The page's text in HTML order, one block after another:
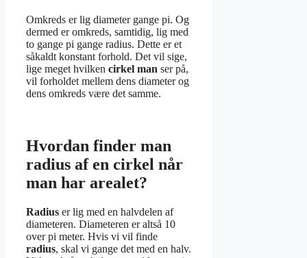
Omkreds er lig diameter gange pi. Og
dermed er omkreds, samtidig, lig med
to gange pi gange radius. Dette er et
såkaldt konstant forhold. Det vil sige,
lige meget hvilken cirkel man ser på,
vil forholdet mellem dens diameter og
dens omkreds være det samme.
Hvordan finder man
radius af en cirkel når
man har arealet?
Radius er lig med en halvdelen af
diameteren. Diameteren er altså 10
over pi meter. Hvis vi vil finde
radius, skal vi gange det med en halv.